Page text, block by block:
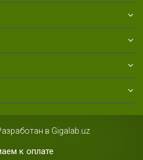
в Gigalab.uz
к оплате